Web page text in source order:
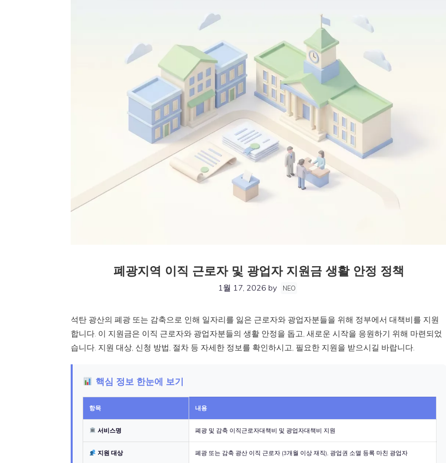
폐광지역 이직 근로자 및 광업자 지원금 생활 안정 정책
1월 17, 2026 by NEO
석탄 광산의 폐광 또는 감축으로 인해 일자리를 잃은 근로자와 광업자분들을 위해 정부에서 대책비를 지원
합니다. 이 지원금은 이직 근로자와 광업자분들의 생활 안정을 돕고, 새로운 시작을 응원하기 위해 마련되었
습니다. 지원 대상, 신청 방법, 절차 등 자세한 정보를 확인하시고, 필요한 지원을 받으시길 바랍니다.
핵심 정보 한눈에 보기
항목 내용
서비스명 폐광 및 감축 이직근로자대책비 및 광업자대책비 지원
지원 대상 폐광 또는 감축 광산 이직 근로자 (3개월 이상 재직), 광업권 소멸 등록 마친 광업자